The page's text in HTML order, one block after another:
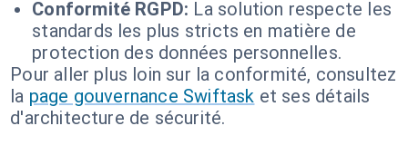
Conformité RGPD: La solution respecte les
standards les plus stricts en matière de
protection des données personnelles.
Pour aller plus loin sur la conformité, consultez
la page gouvernance Swiftask et ses détails
d'architecture de sécurité.